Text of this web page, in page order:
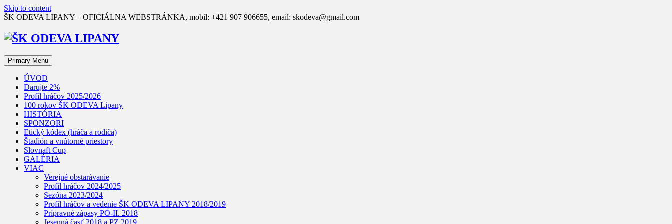
Skip to content
ŠK ODEVA LIPANY – OFICIÁLNA WEBSTRÁNKA, mobil: +421 907 906655, email: skodeva@gmail.com
Primary Menu
ÚVOD
Darujte 2%
Profil hráčov 2025/2026
100 rokov ŠK ODEVA Lipany
HISTÓRIA
SPONZORI
Etický kódex (hráča a rodiča)
Štadión a vnútorné priestory
Slovnaft Cup
GALÉRIA
VIAC
Verejné obstarávanie
Profil hráčov 2024/2025
Sezóna 2023/2024
Profil hráčov a vedenie ŠK ODEVA LIPANY 2018/2019
Prípravné zápasy PO-II. 2018
Jesenná časť 2018 a PZ 2019